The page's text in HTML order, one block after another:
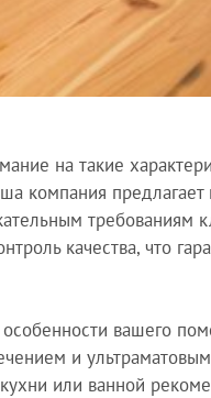
на такие
компания
требованиям
качества, что
вашего
и
или ванной